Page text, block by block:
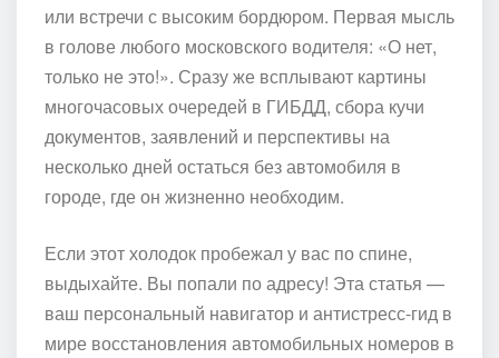
или встречи с высоким бордюром. Первая мысль
в голове любого московского водителя: «О нет,
только не это!». Сразу же всплывают картины
многочасовых очередей в ГИБДД, сбора кучи
документов, заявлений и перспективы на
несколько дней остаться без автомобиля в
городе, где он жизненно необходим.
Если этот холодок пробежал у вас по спине,
выдыхайте. Вы попали по адресу! Эта статья —
ваш персональный навигатор и антистресс-гид в
мире восстановления автомобильных номеров в